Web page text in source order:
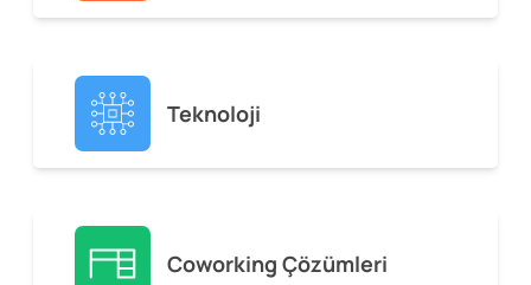
Teknoloji
Coworking Çözümleri